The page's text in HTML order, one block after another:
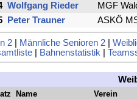
Wolfgang Rieder
MGF
Peter Trauner ASKÖ
2| Männliche Senioren 2|
| Bahnenstatistik
Name Verein